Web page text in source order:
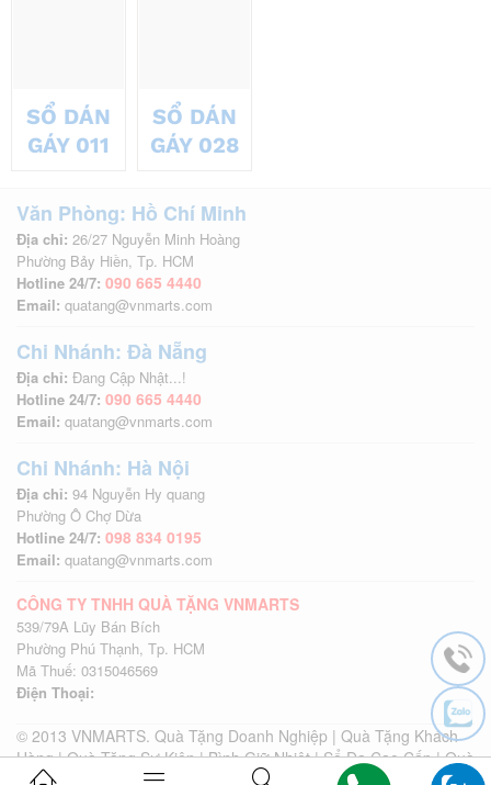
SỔ DÁN
GÁY 011
SỔ DÁN
GÁY 028
Văn Phòng: Hồ Chí Minh
Địa chỉ: 26/27 Nguyễn Minh Hoàng
Phường Bảy Hiền, Tp. HCM
Hotline 24/7: 090 665 4440
Email: quatang@vnmarts.com
Chi Nhánh: Đà Nẵng
Địa chỉ: Đang Cập Nhật...!
Hotline 24/7: 090 665 4440
Email: quatang@vnmarts.com
Chi Nhánh: Hà Nội
Địa chỉ: 94 Nguyễn Hy quang
Phường Ô Chợ Dừa
Hotline 24/7: 098 834 0195
Email: quatang@vnmarts.com
CÔNG TY TNHH QUÀ TẶNG VNMARTS
539/79A Lũy Bán Bích
Phường Phú Thạnh, Tp. HCM
Mã Thuế: 0315046569
Điện Thoại:
© 2013 VNMARTS. Quà Tặng Doanh Nghiệp | Quà Tặng Khách
Hàng | Quà Tặng Sự Kiện | Bình Giữ Nhiệt | Sổ Da Cao Cấp | Quà
Tặng Khách Hàng | Quà Tặng Sự Kiện | Quà Tặng Quảng Cáo |